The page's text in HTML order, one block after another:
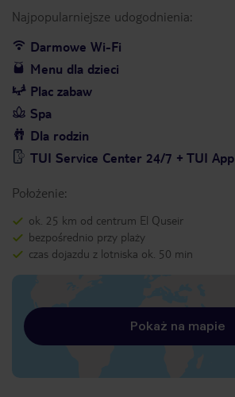
Najpopularniejsze udogodnienia:
Darmowe Wi-Fi
Menu dla dzieci
Plac zabaw
Spa
Dla rodzin
TUI Service Center 24/7 + TUI App
Położenie:
ok. 25 km od centrum El Quseir
bezpośrednio przy plaży
czas dojazdu z lotniska ok. 50 min
Pokaż na mapie